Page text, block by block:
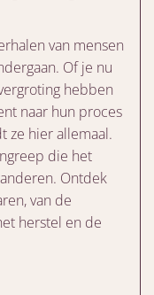
van mensen
Of je nu
hebben
naar hun proces
ze hier allemaal.
die het
Ontdek
van de
herstel en de